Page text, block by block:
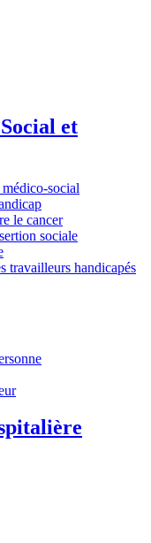
et
social
le cancer
sociale
travailleurs handicapés